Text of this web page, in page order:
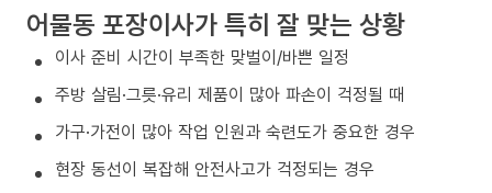
어물동 포장이사가 특히 잘 맞는 상황
이사 준비 시간이 부족한 맞벌이/바쁜 일정
주방 살림·그릇·유리 제품이 많아 파손이 걱정될 때
가구·가전이 많아 작업 인원과 숙련도가 중요한 경우
현장 동선이 복잡해 안전사고가 걱정되는 경우